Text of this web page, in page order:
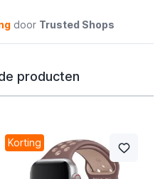
door Trusted Shops
producten
Korting